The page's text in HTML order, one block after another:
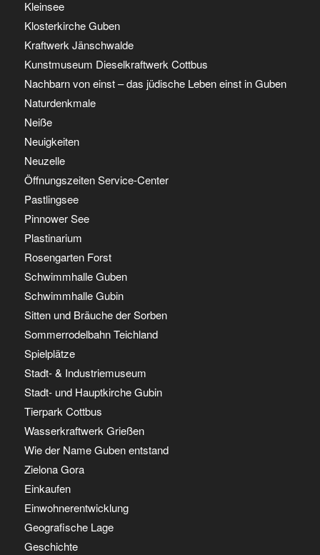
Kleinsee
Klosterkirche Guben
Kraftwerk Jänschwalde
Kunstmuseum Dieselkraftwerk Cottbus
Nachbarn von einst – das jüdische Leben einst in Guben
Naturdenkmale
Neiße
Neuigkeiten
Neuzelle
Öffnungszeiten Service-Center
Pastlingsee
Pinnower See
Plastinarium
Rosengarten Forst
Schwimmhalle Guben
Schwimmhalle Gubin
Sitten und Bräuche der Sorben
Sommerrodelbahn Teichland
Spielplätze
Stadt- & Industriemuseum
Stadt- und Hauptkirche Gubin
Tierpark Cottbus
Wasserkraftwerk Grießen
Wie der Name Guben entstand
Zielona Gora
Einkaufen
Einwohnerentwicklung
Geografische Lage
Geschichte